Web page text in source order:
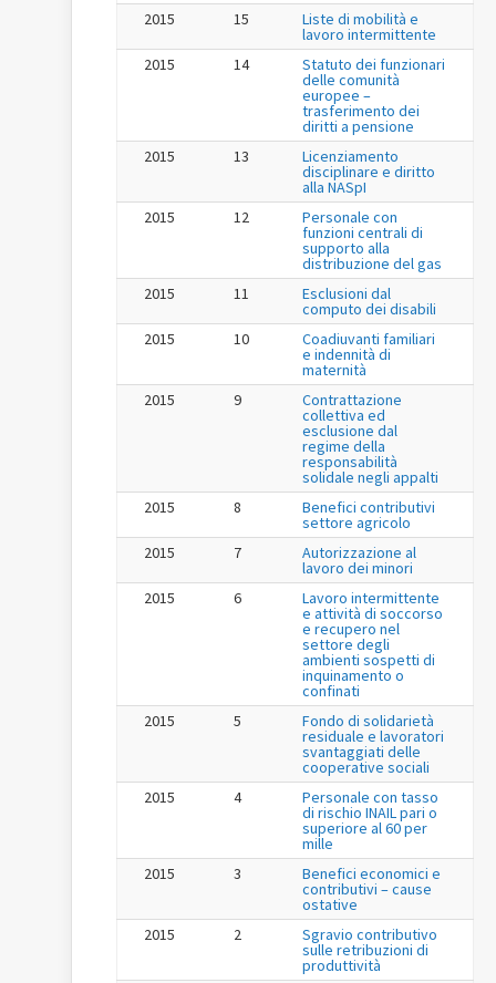
2015
15 Liste di mobilità e
lavoro intermittente
2015
14 Statuto dei funzionari
delle comunità
europee –
trasferimento dei
diritti a pensione
2015
13 Licenziamento
disciplinare e diritto
alla NASpI
2015
12 Personale con
funzioni centrali di
supporto alla
distribuzione del gas
2015
11 Esclusioni dal
computo dei disabili
2015
10 Coadiuvanti familiari
e indennità di
maternità
2015
9 Contrattazione
collettiva ed
esclusione dal
regime della
responsabilità
solidale negli appalti
2015
8 Benefici contributivi
settore agricolo
2015
7 Autorizzazione al
lavoro dei minori
2015
6 Lavoro intermittente
e attività di soccorso
e recupero nel
settore degli
ambienti sospetti di
inquinamento o
confinati
2015
5 Fondo di solidarietà
residuale e lavoratori
svantaggiati delle
cooperative sociali
2015
4 Personale con tasso
di rischio INAIL pari o
superiore al 60 per
mille
2015
3 Benefici economici e
contributivi – cause
ostative
2015
2 Sgravio contributivo
sulle retribuzioni di
produttività